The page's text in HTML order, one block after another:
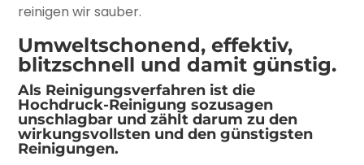
reinigen wir sauber.
Umweltschonend, effektiv,
blitzschnell und damit günstig.
Als Reinigungsverfahren ist die
Hochdruck-Reinigung sozusagen
unschlagbar und zählt darum zu den
wirkungsvollsten und den günstigsten
Reinigungen.